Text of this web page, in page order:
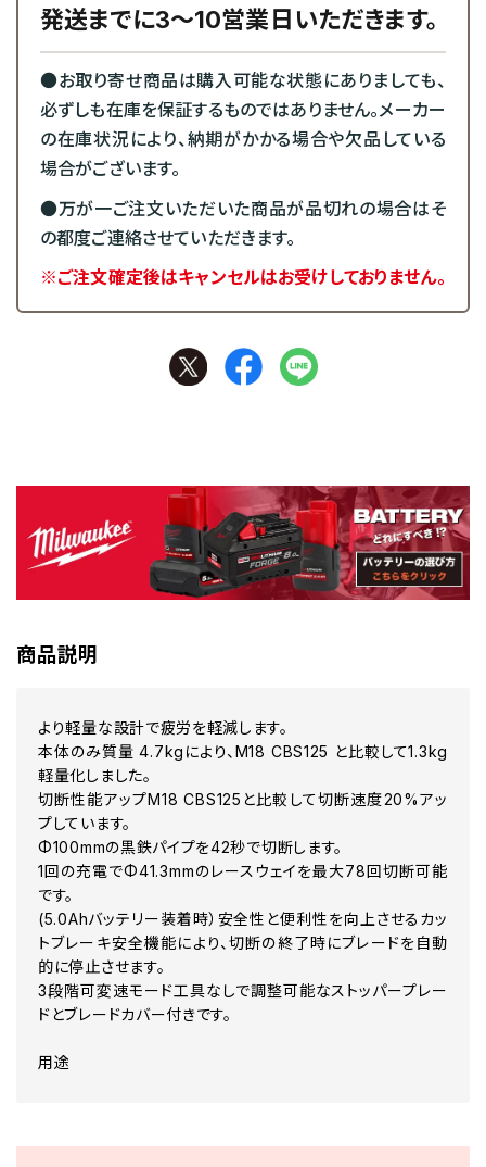
発送までに3～10営業日いただきます。
●お取り寄せ商品は購入可能な状態にありましても、
必ずしも在庫を保証するものではありません。メーカー
の在庫状況により、納期がかかる場合や欠品している
場合がございます。
●万が一ご注文いただいた商品が品切れの場合はそ
の都度ご連絡させていただきます。
※ご注文確定後はキャンセルはお受けしておりません。
商品説明
より軽量な設計で疲労を軽減します。
本体のみ質量 4.7kgにより、M18 CBS125 と比較して1.3kg
軽量化しました。
切断性能アップM18 CBS125と比較して切断速度20%アッ
プしています。
Φ100mmの黒鉄パイプを42秒で切断します。
1回の充電でΦ41.3mmのレースウェイを最大78回切断可能
です。
(5.0Ahバッテリー装着時）安全性と便利性を向上させるカッ
トブレーキ安全機能により、切断の終了時にブレードを自動
的に停止させます。
3段階可変速モード工具なしで調整可能なストッパープレー
ドとブレードカバー付きです。
用途